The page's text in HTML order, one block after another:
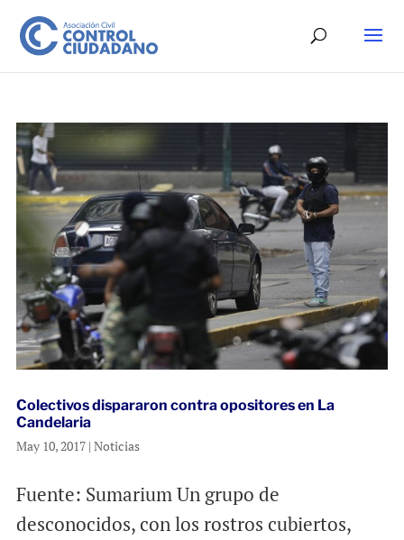
Colectivos dispararon contra opositores en La
Candelaria
May 10, 2017| Noticias
Fuente: Sumarium Un grupo de
desconocidos, con los rostros cubiertos,